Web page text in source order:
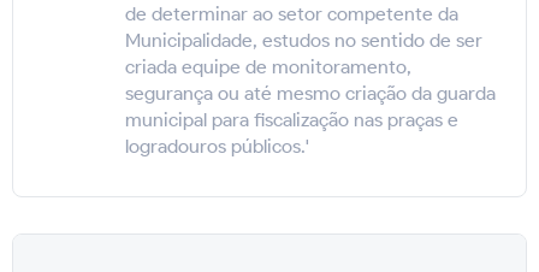
de determinar ao setor competente da
Municipalidade, estudos no sentido de ser
criada equipe de monitoramento,
segurança ou até mesmo criação da guarda
municipal para fiscalização nas praças e
logradouros públicos.'